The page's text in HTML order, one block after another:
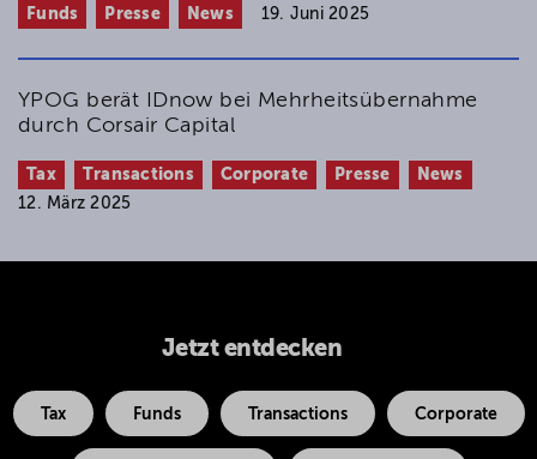
Funds Presse News 19. Juni 2025
YPOG berät IDnow bei Mehrheitsübernahme
durch Corsair Capital
Tax Transactions Corporate Presse
News
12. März 2025
Jetzt entdecken
Tax Funds Transactions Corporate